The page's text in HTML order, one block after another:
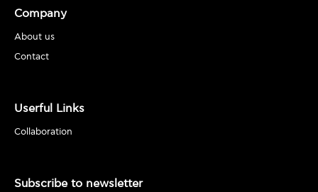
Company
About us
Contact
Userful Links
Collaboration
Subscribe to newsletter